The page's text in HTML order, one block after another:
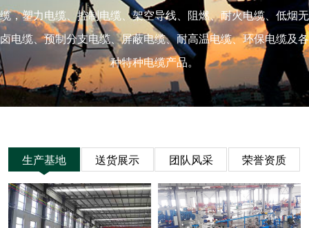
缆，塑力电缆、控制电缆、架空导线、阻燃、耐火电缆、低烟无
卤电缆、预制分支电缆、屏蔽电缆、耐高温电缆、环保电缆及各
种特种电缆产品。
生产基地 送货展示 团队风采 荣誉资质